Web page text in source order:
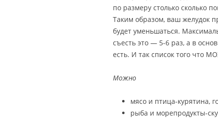
по размеру столько сколько
Таким образом, ваш желудок
будет уменьшаться.
съесть это — 5-6 раз, а в
есть. И так список того что
Можно
мясо и птица-курятина,
рыба и морепродукты-